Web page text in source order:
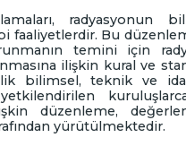
radyasyonun
faaliyetlerdir. Bu
temini için
ilişkin kural ve
bilimsel, teknik ve
yetkilendirilen
düzenleme,
yürütülmektedir.